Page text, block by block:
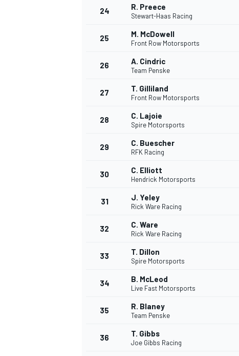
24 R. Preece
Stewart-Haas Racing
25 M. McDowell
Front Row Motorsports
26 A. Cindric
Team Penske
27 T. Gilliland
Front Row Motorsports
28 C. Lajoie
Spire Motorsports
29 C. Buescher
RFK Racing
30 C. Elliott
Hendrick Motorsports
31 J. Yeley
Rick Ware Racing
32 C. Ware
Rick Ware Racing
33 T. Dillon
Spire Motorsports
34 B. McLeod
Live Fast Motorsports
35 R. Blaney
Team Penske
36 T. Gibbs
Joe Gibbs Racing